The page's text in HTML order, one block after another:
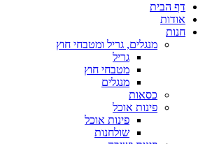
דף הבית
אודות
חנות
מנגלים, גריל ומטבחי חוץ
גריל
מטבחי חוץ
מנגלים
כסאות
פינות אוכל
פינות אוכל
שולחנות